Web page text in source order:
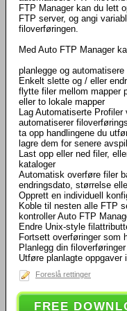
FTP Manager kan du lett
FTP server, og angi
filoverføringen.
Med Auto FTP Manager
planlegge og
Enkelt slette og / eller
flytte filer mellom mapper
eller to lokale mapper
Lag Automatiserte
automatiserer
ta opp handlingene du
lagre dem for senere
Last opp eller ned filer,
kataloger
Automatisk overføre filer
endringsdato, størrelse
Opprett en individuell
Koble til nesten alle FTP
kontroller Auto FTP
Endre Unix-style
Fortsett overføringer som
Planlegg din
Utføre planlagte oppgaver
Foreslå rettinger
FREE